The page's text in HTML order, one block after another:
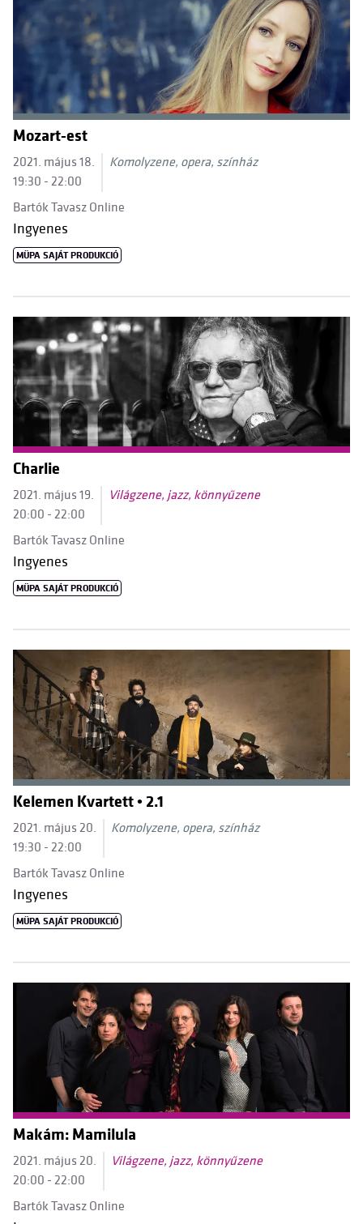
Mozart-est
2021. május 18.
19:30 - 22:00
Komolyzene, opera, színház
Bartók Tavasz Online
Ingyenes
MÜPA SAJÁT PRODUKCIÓ
Charlie
2021. május 19.
20:00 - 22:00
Világzene, jazz, könnyűzene
Bartók Tavasz Online
Ingyenes
MÜPA SAJÁT PRODUKCIÓ
Kelemen Kvartett • 2.1
2021. május 20.
19:30 - 22:00
Komolyzene, opera, színház
Bartók Tavasz Online
Ingyenes
MÜPA SAJÁT PRODUKCIÓ
Makám: Mamilula
2021. május 20.
20:00 - 22:00
Világzene, jazz, könnyűzene
Bartók Tavasz Online